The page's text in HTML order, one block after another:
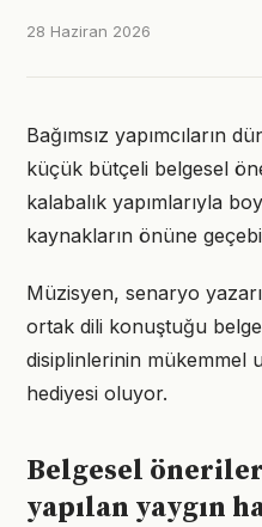
28 Haziran 2026
Bağımsız yapımcıların
küçük bütçeli belgesel
kalabalık yapımlarıyla
kaynakların önüne
Müzisyen, senaryo
ortak dili konuştuğu
disiplinlerinin mükemmel
hediyesi oluyor.
Belgesel
yapılan yaygın